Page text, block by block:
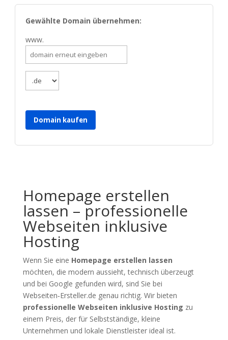
Gewählte Domain übernehmen:
www.
Domain kaufen
Homepage erstellen
lassen – professionelle
Webseiten inklusive
Hosting
Wenn Sie eine Homepage erstellen lassen
möchten, die modern aussieht, technisch überzeugt
und bei Google gefunden wird, sind Sie bei
Webseiten‑Ersteller.de genau richtig. Wir bieten
professionelle Webseiten inklusive Hosting zu
einem Preis, der für Selbstständige, kleine
Unternehmen und lokale Dienstleister ideal ist.